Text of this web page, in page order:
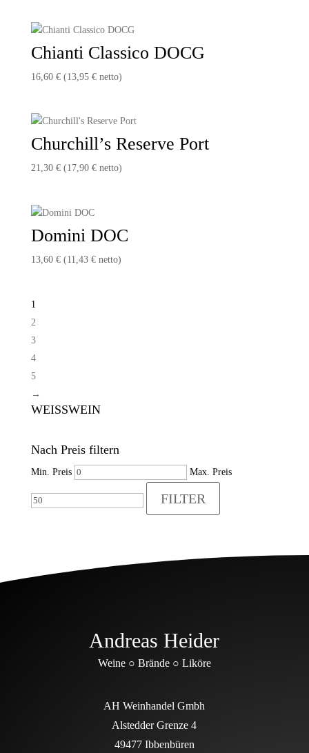
Chianti Classico DOCG
16,60 € (13,95 €netto)
Churchill’s Reserve Port
21,30 € (17,90 €netto)
Domini DOC
13,60 € (11,43 €netto)
1
2
3
4
5
→
WEISSWEIN
Nach Preis filtern
Min. Preis Max. Preis
FILTER
Andreas Heider
Weine ○ Brände ○ Liköre
AH Weinhandel Gmbh
Alstedder Grenze 4
49477 Ibbenbüren